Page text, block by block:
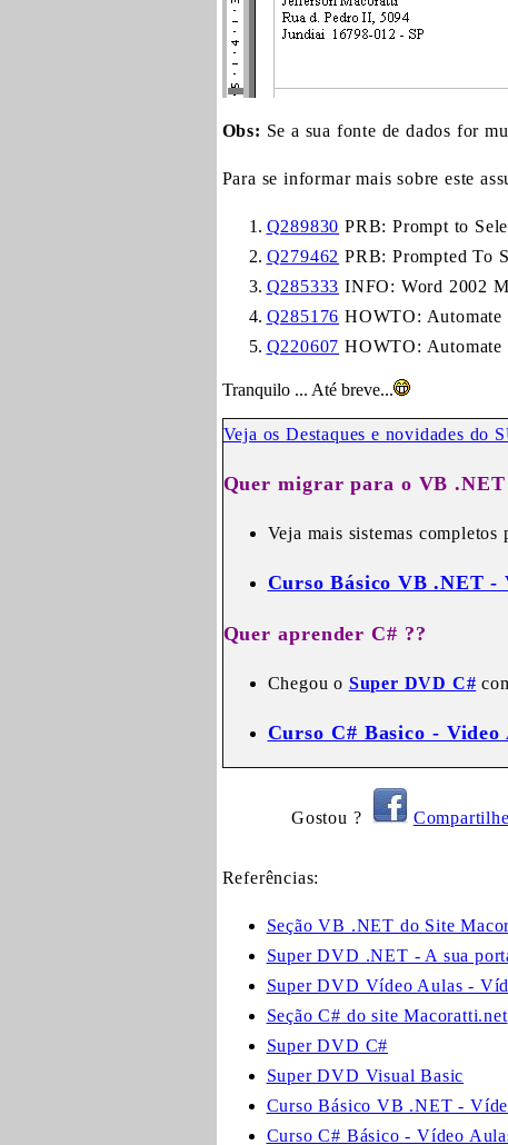
Obs: Se a sua fonte de dados for
Para se informar mais sobre este
Q289830 PRB: Prompt to
Q279462 PRB: Prompted To
Q285333 INFO: Word 2002
Q285176 HOWTO:
Q220607 HOWTO:
Tranquilo ... Até breve...
Veja os Destaques e novidades do
Quer migrar para o VB .NET
Veja mais sistemas
Curso Básico VB .NET -
Quer aprender C# ??
Chegou o Super DVD C#
Curso C# Basico - Video
Gostou ?
Referências:
Seção VB .NET do Site
Super DVD .NET - A sua
Super DVD Vídeo Aulas -
Seção C# do site Macoratti.net
Super DVD C#
Super DVD Visual Basic
Curso Básico VB .NET -
Curso C# Básico - Vídeo